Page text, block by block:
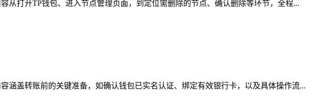
打开TP钱包、进入节点管理页面，到定位需删除的节点、确认删除等环节，全程...
盖转账前的关键准备，如确认钱包已实名认证、绑定有效银行卡，以及具体操作流...